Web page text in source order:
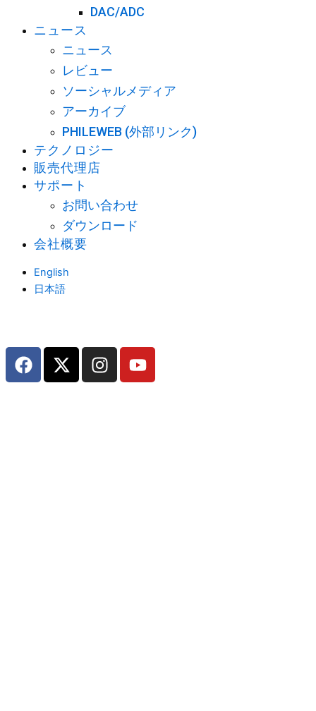
DAC/ADC
ニュース
ニュース
レビュー
ソーシャルメディア
アーカイブ
PHILEWEB (外部リンク)
テクノロジー
販売代理店
サポート
お問い合わせ
ダウンロード
会社概要
English
日本語
F
a
X
-
I
n
Y
o